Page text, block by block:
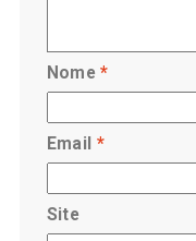
Nome*
Email *
Site